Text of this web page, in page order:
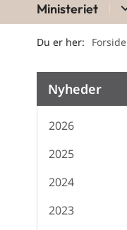
Ministeriet
Du er her: Forside
Nyheder
2026
2025
2024
2023